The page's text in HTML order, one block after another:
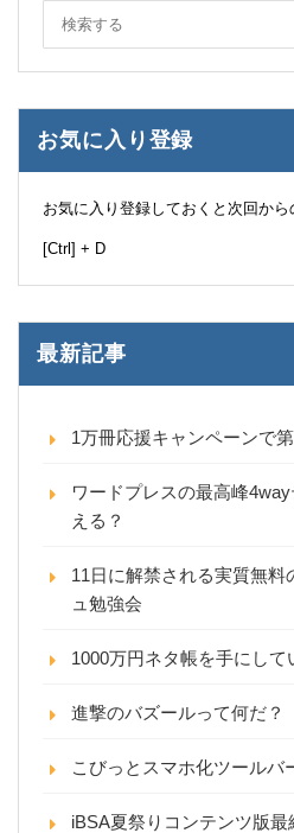
お気に入り登録
お気に入り登録しておくと次回か
[Ctrl] + D
最新記事
1万冊応援キャンペーンで
ワードプレスの最高峰
える？
11日に解禁される実質無料
ュ勉強会
1000万円ネタ帳を手にし
進撃のバズールって何だ？
こびっとスマホ化ツールバ
iBSA夏祭りコンテンツ版